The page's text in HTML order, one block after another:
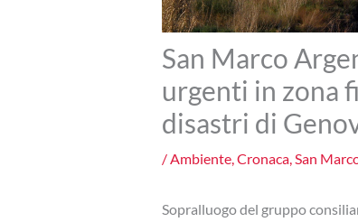
San Marco
urgenti in zona
disastri di
/Ambiente,Cronaca,San
Sopralluogo del gruppo